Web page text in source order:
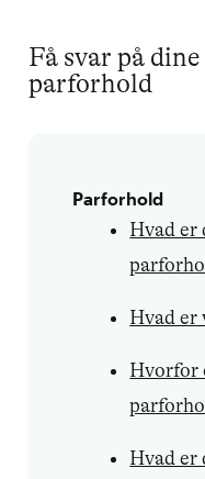
Få svar på
parforhold
Parforhold
Hvad er
Hvad
Hvorfor
Hvad er